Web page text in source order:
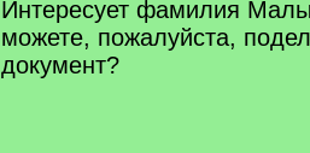
]
Интересует фамилия
можете, пожалуйста,
документ?